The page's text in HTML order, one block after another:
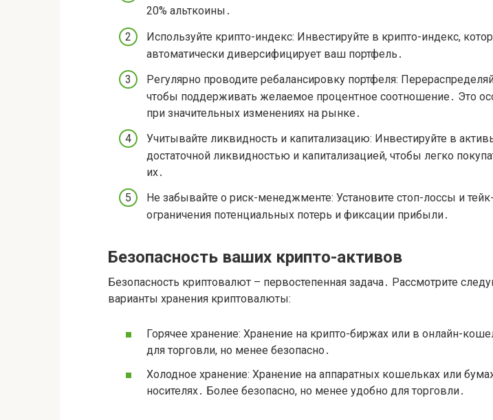
20% альткоины․
Используйте крипто-индекс: Инвестируйте в крипто-индекс,
автоматически диверсифицирует ваш портфель․
Регулярно проводите ребалансировку портфеля:
чтобы поддерживать желаемое процентное соотношение․ Это
при значительных изменениях на рынке․
Учитывайте ликвидность и капитализацию: Инвестируйте в
достаточной ликвидностью и капитализацией, чтобы легко
их․
Не забывайте о риск-менеджменте: Установите стоп-лоссы и
ограничения потенциальных потерь и фиксации прибыли․
Безопасность ваших крипто-активов
Безопасность криптовалют – первостепенная задача․ Рассмотрите
варианты хранения криптовалюты:
Горячее хранение: Хранение на крипто-биржах или в онлайн-
для торговли, но менее безопасно․
Холодное хранение: Хранение на аппаратных кошельках или
носителях․ Более безопасно, но менее удобно для торговли․